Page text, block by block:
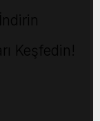
Keşfedin!